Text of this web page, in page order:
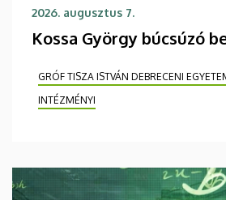
2026. augusztus 7.
Kossa György búcsúzó
GRÓF TISZA ISTVÁN DEBRECENI
INTÉZMÉNYI